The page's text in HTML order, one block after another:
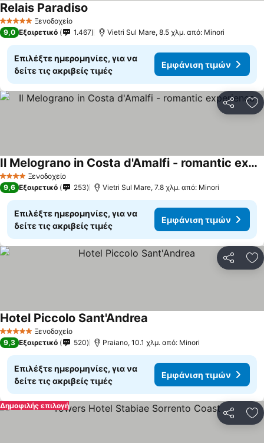
5 Αστέρια Ξενοδοχείο
Relais Paradiso
9,0 Εξαιρετικό 1.467 Vietri Sul Mare, 8.5 χλμ. από: Minori
Επιλέξτε ημερομηνίες, για να
δείτε τις ακριβείς τιμές
Εμφάνιση τιμών
4 ΑστέριαΞενοδοχείο
Il Melograno in Costa d'Amalfi - romantic experience
9,6 Εξαιρετικό 253 Vietri Sul Mare, 7.8 χλμ. από: Minori
Επιλέξτε ημερομηνίες, για να
δείτε τις ακριβείς τιμές
Εμφάνιση τιμών
5 Αστέρια Ξενοδοχείο
Hotel Piccolo Sant'Andrea
9,3 Εξαιρετικό 520 Praiano, 10.1 χλμ. από: Minori
Επιλέξτε ημερομηνίες, για να
δείτε τις ακριβείς τιμές
Εμφάνιση τιμών
Δημοφιλής επιλογή